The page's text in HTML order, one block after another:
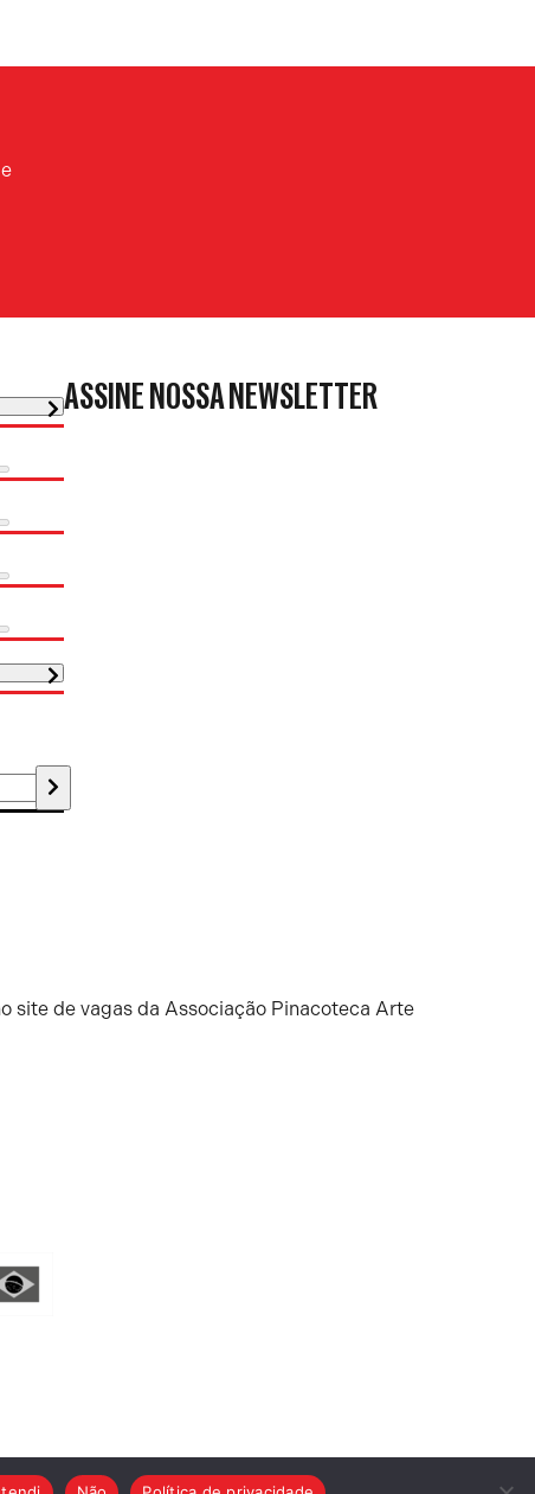
ASSINE NOSSA NEWSLETTER
site de vagas da Associação Pinacoteca Arte